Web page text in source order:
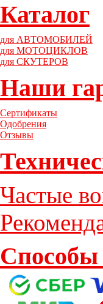
Каталог
для АВТОМОБИЛЕЙ
для МОТОЦИКЛОВ
для СКУТЕРОВ
Наши
Сертификаты
Одобрения
Отзывы
Частые